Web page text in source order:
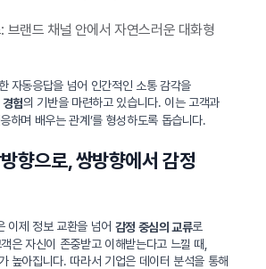
브랜드 채널 안에서 자연스러운 대화형
자동응답을 넘어 인간적인 소통 감각을
경험의 기반을 마련하고 있습니다. 이는 고객과
하며 배우는 관계’를 형성하도록 돕습니다.
향으로, 쌍방향에서 감정
이제 정보 교환을 넘어 감정 중심의 교류로
은 자신이 존중받고 이해받는다고 느낄 때,
높아집니다. 따라서 기업은 데이터 분석을 통해